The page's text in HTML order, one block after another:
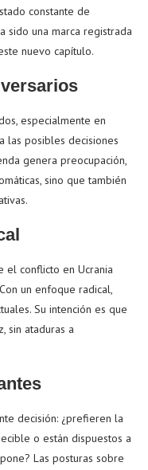
constante de
sido una marca registrada
nuevo capítulo.
especialmente en
las posibles decisiones
genera preocupación,
sino que también
el conflicto en Ucrania
un enfoque radical,
Su intención es que
sin ataduras a
decisión: ¿prefieren la
o están dispuestos a
Las posturas sobre